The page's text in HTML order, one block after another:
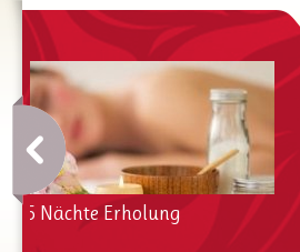
Angebot für 7 Nächte